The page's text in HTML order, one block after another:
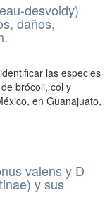
desvoidy)
daños,
las especies
brócoli, col y
en Guanajuato,
valens y D
y sus